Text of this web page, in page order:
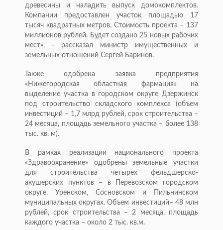
древесины и наладить выпуск домокомплектов.
Компании предоставлен участок площадью 17
тысяч квадратных метров. Стоимость проекта – 137
миллионов рублей. Будет создано 25 новых рабочих
мест», - рассказал министр имущественных и
земельных отношений Сергей Баринов.
Также одобрена заявка предприятия
«Нижегородская областная фармация» на
выделение участка в городском округе Дзержинск
под строительство складского комплекса (объем
инвестиций – 1,7 млрд рублей, срок строительства –
24 месяца, площадь земельного участка – более 138
тыс. кв. м).
В рамках реализации национального проекта
«Здравоохранение» одобрены земельные участки
для строительства четырех фельдшерско-
акушерских пунктов – в Перевозском городском
округе, Уренском, Сосновском и Пильнинском
муниципальных округах. Объем инвестиций– 48 млн
рублей, срок строительства – 2 месяца, площадь
каждого участка – около 2 тыс. кв.м.